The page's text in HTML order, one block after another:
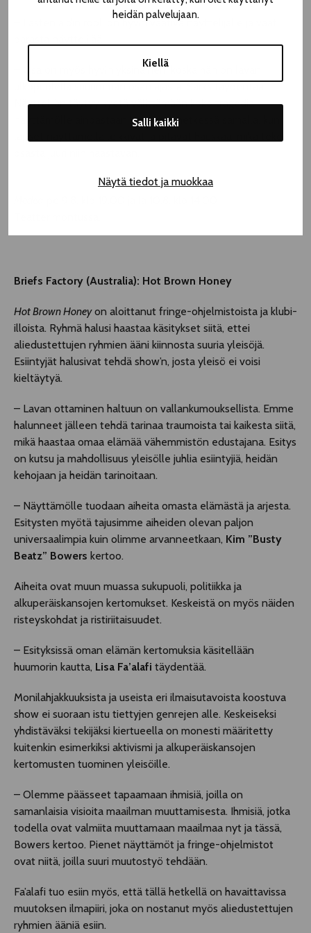
heidän palvelujaan.
Kiellä
Salli kaikki
Näytä tiedot ja muokkaa
– Lasten äidin rooli on hyvin vaativa näyttelijälle ja vaatii
– Osa on myös hyvin yksinäinen, koska hän on lavan
ulkopuolella suurimman osan ajasta, Sarks täydentää.
Näyttelijän täytyy kyetä välittämään koko tragedia
näyttämölle ainoastaan kolmessa hetkessä samalla, kun
Briefs Factory (Australia): Hot Brown Honey
Hot Brown Honeyon aloittanut fringe-ohjelmistoista ja klubi-
illoista. Ryhmä halusi haastaa käsitykset siitä, ettei
aliedustettujen ryhmien ääni kiinnosta suuria yleisöjä.
Esiintyjät halusivat tehdä show’n, josta yleisö ei voisi
kieltäytyä.
– Lavan ottaminen haltuun on vallankumouksellista. Emme
halunneet jälleen tehdä tarinaa traumoista tai kaikesta siitä,
mikä haastaa omaa elämää vähemmistön edustajana. Esitys
on kutsu ja mahdollisuus yleisölle juhlia esiintyjiä, heidän
kehojaan ja heidän tarinoitaan.
– Näyttämölle tuodaan aiheita omasta elämästä ja arjesta.
Esitysten myötä tajusimme aiheiden olevan paljon
universaalimpia kuin olimme arvanneetkaan, Kim ”Busty
Beatz” Bowers kertoo.
Aiheita ovat muun muassa sukupuoli, politiikka ja
alkuperäiskansojen kertomukset. Keskeistä on myös näiden
risteyskohdat ja ristiriitaisuudet.
– Esityksissä oman elämän kertomuksia käsitellään
huumorin kautta, Lisa Fa’alafi täydentää.
Monilahjakkuuksista ja useista eri ilmaisutavoista koostuva
show ei suoraan istu tiettyjen genrejen alle. Keskeiseksi
yhdistäväksi tekijäksi kiertueella on monesti määritetty
kuitenkin esimerkiksi aktivismi ja alkuperäiskansojen
kertomusten tuominen yleisöille.
– Olemme päässeet tapaamaan ihmisiä, joilla on
samanlaisia visioita maailman muuttamisesta. Ihmisiä, jotka
todella ovat valmiita muuttamaan maailmaa nyt ja tässä,
Bowers kertoo. Pienet näyttämöt ja fringe-ohjelmistot
ovat niitä, joilla suuri muutostyö tehdään.
Fa’alafi tuo esiin myös, että tällä hetkellä on havaittavissa
muutoksen ilmapiiri, joka on nostanut myös aliedustettujen
ryhmien ääniä esiin.